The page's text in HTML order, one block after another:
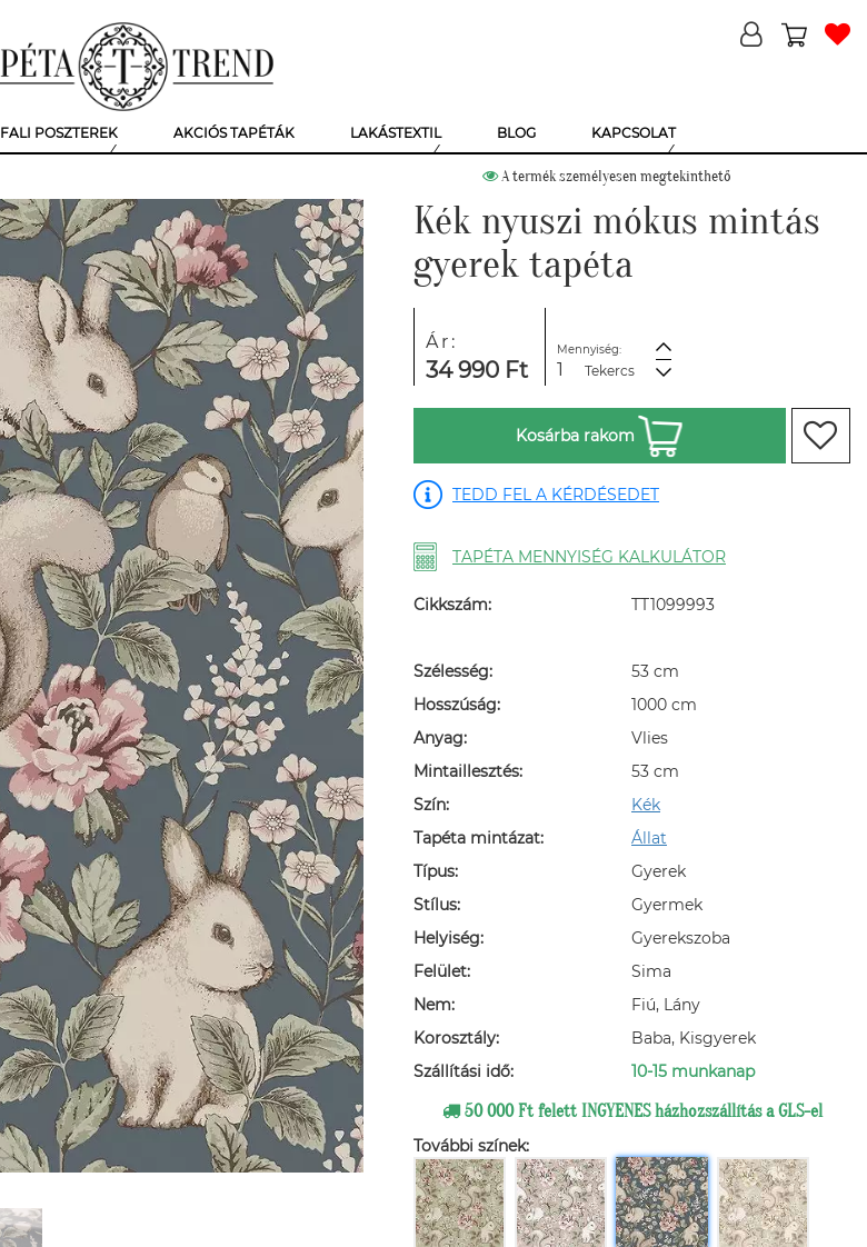
FALI POSZTEREK AKCIÓS TAPÉTÁK LAKÁSTEXTIL BLOG KAPCSOLAT
A termék személyesen megtekinthető
Kék nyuszi mókus mintás
gyerek tapéta
Ár:
34 990 Ft
Mennyiség:
Tekercs
Kosárba rakom
TEDD FEL A KÉRDÉSEDET
TAPÉTA MENNYISÉG KALKULÁTOR
Cikkszám: TT1099993
Szélesség:
53 cm
Hosszúság:
1000 cm
Anyag:
Vlies
Mintaillesztés:
53 cm
Szín:
Kék
Tapéta mintázat:
Állat
Típus:
Gyerek
Stílus:
Gyermek
Helyiség:
Gyerekszoba
Felület:
Sima
Nem:
Fiú, Lány
Korosztály:
Baba, Kisgyerek
Szállítási idő:
10-15 munkanap
50 000 Ft felett INGYENES házhozszállítás a GLS-el
További színek: